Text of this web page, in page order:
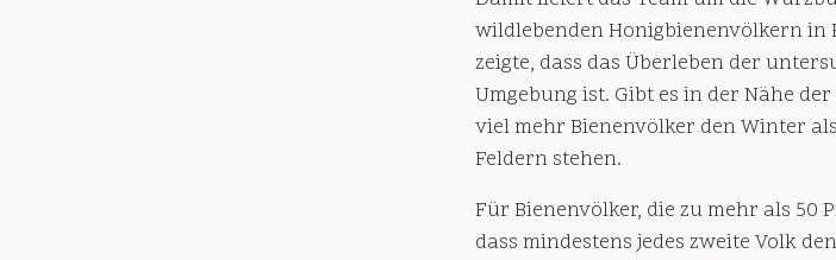
wildlebenden Honigbienenvölkern in
zeigte, dass das Überleben der
Umgebung ist. Gibt es in der Nähe
viel mehr Bienenvölker den Winter
Feldern stehen.
Für Bienenvölker, die zu mehr als 50
dass mindestens jedes zweite Volk den